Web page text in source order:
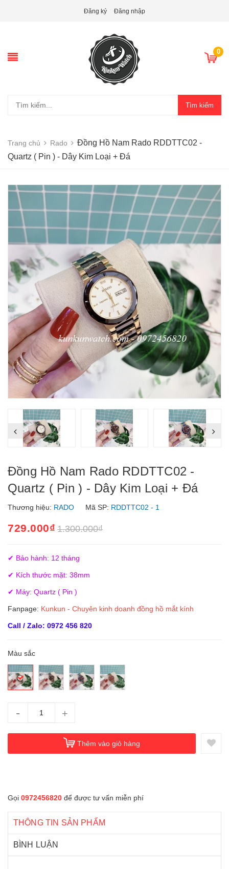
Đăng ký Đăng nhập
0
Tìm kiếm
Trang chủ Rado
Đồng Hồ Nam Rado RDDTTC02 -
Quartz ( Pin ) - Dây Kim Loại + Đá
Đồng Hồ Nam Rado RDDTTC02 -
Quartz ( Pin ) - Dây Kim Loại + Đá
Thương hiệu: RADO Mã SP: RDDTTC02 - 1
729.000₫ 1.300.000₫
✔ Bảo hành: 12 tháng
✔ Kích thước mặt: 38mm
✔ Máy: Quartz ( Pin )
Fanpage: Kunkun - Chuyên kinh doanh đồng hồ mắt kính
Call / Zalo: 0972 456 820
Màu sắc
- +
Thêm vào giỏ hàng
Gọi 0972456820 để được tư vấn miễn phí
THÔNG TIN SẢN PHẨM
BÌNH LUẬN